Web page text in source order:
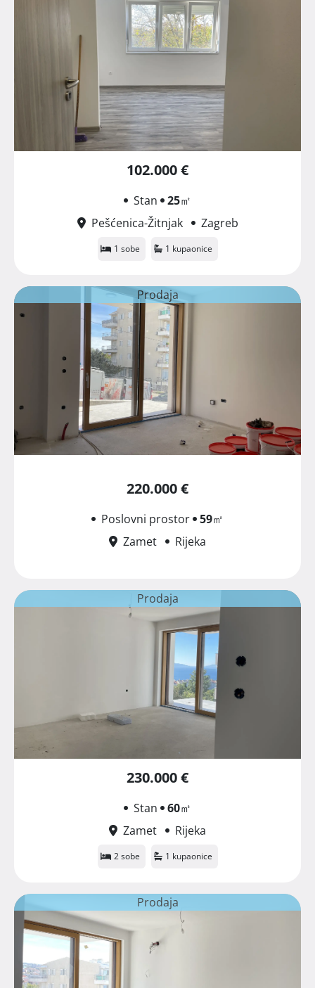
102.000 €
Stan 25㎡
Pešćenica-Žitnjak
Zagreb
1 sobe 1 kupaonice
Prodaja
220.000 €
Poslovni prostor 59㎡
Zamet
Rijeka
Prodaja
230.000 €
Stan 60㎡
Zamet
Rijeka
2 sobe 1 kupaonice
Prodaja